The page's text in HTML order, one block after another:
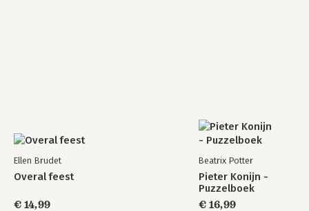
Ellen Brudet
Overal feest
€ 14,99
Beatrix Potter
Pieter Konijn -
Puzzelboek
€ 16,99